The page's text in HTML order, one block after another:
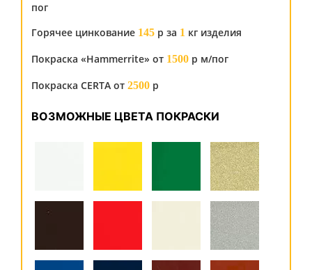
пог
Горячее цинкование 145 р за 1 кг изделия
Покраска «Hammerrite» от 1500 р м/пог
Покраска CERTA от 2500 р
ВОЗМОЖНЫЕ ЦВЕТА ПОКРАСКИ